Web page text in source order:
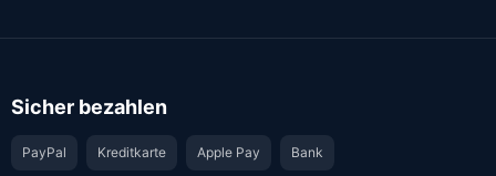
Sicher bezahlen
PayPal Kreditkarte Apple Pay Bank